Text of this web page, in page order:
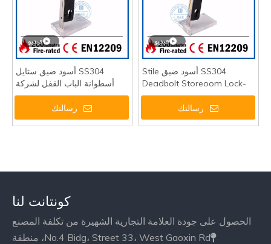
فيديو
SS304 أسود ضيق ستايل
أسطوانة الباب القفل لشركة
balcony-ddml022-3085
رسالتك
فيديو
SS304 أسود ضيق Stile
Deadbolt Storeoom Lock-
DDML023-2585
رسالتك
كونتانت لنا
الحصول على جودة العلامة التجارية الشهيرة من تكلفة المصنع

No.4 Bidg، Street 33، West Gaoxin Rd، منطقة